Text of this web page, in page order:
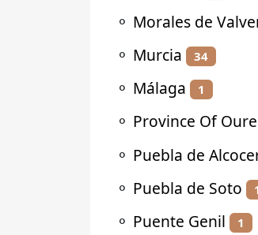
⚬ Morales de
⚬ Murcia 34
⚬ Málaga 1
⚬ Province Of
⚬ Puebla de
⚬ Puebla de Soto
⚬ Puente Genil 1